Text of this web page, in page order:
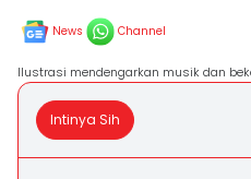
News Channel
Ilustrasi mendengarkan musik dan
Intinya Sih